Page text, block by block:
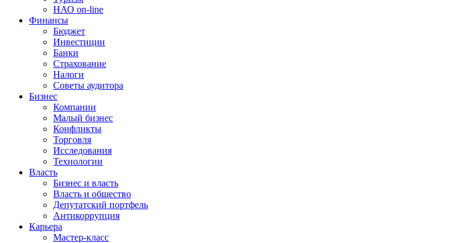
НАО on-line
Финансы
Бюджет
Инвестиции
Банки
Страхование
Налоги
Советы аудитора
Бизнес
Компании
Малый бизнес
Конфликты
Торговля
Исследования
Технологии
Власть
Бизнес и власть
Власть и общество
Депутатский портфель
Антикоррупция
Карьера
Мастер-класс